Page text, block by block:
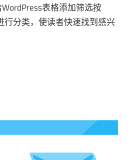
WordPress表格添加筛选按
行分类，使读者快速找到感兴